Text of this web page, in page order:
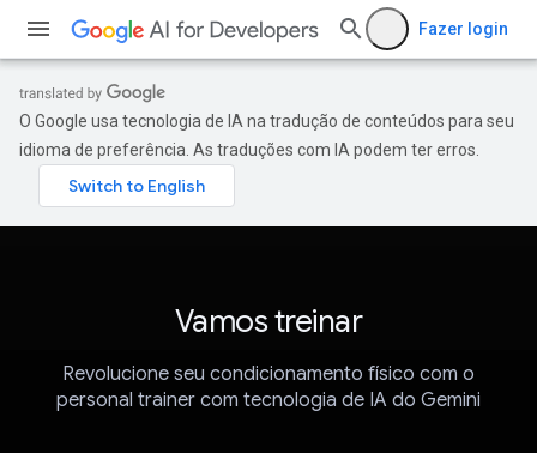
Fazer login
O Google usa tecnologia de IA na tradução de conteúdos para seu
idioma de preferência. As traduções com IA podem ter erros.
Vamos treinar
Revolucione seu condicionamento físico com o
personal trainer com tecnologia de IA do Gemini